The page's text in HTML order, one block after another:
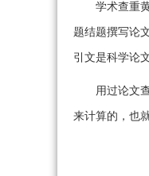
学术查重
题结题撰写论
引文是科学论
用过论文
来计算的，也